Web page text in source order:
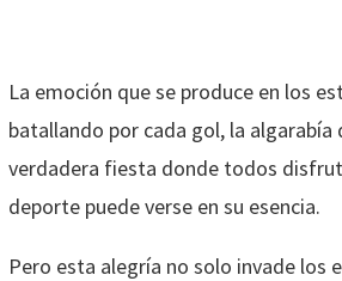
La emoción que se produce en los
batallando por cada gol, la
verdadera fiesta donde todos
deporte puede verse en su esencia.
Pero esta alegría no solo invade los